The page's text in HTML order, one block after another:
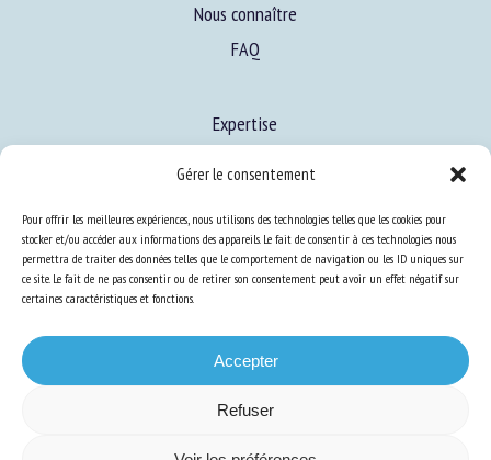
Gérer le consentement
Pour offrir les meilleures expériences, nous utilisons des technologies telles que les cookies pour
stocker et/ou accéder aux informations des appareils. Le fait de consentir à ces technologies nous
permettra de traiter des données telles que le comportement de navigation ou les ID uniques sur
ce site. Le fait de ne pas consentir ou de retirer son consentement peut avoir un effet négatif sur
certaines caractéristiques et fonctions.
Accepter
Refuser
Nous connaître
FAQ
Expertise
Ressources
Mentions Légales- Confidentialité-